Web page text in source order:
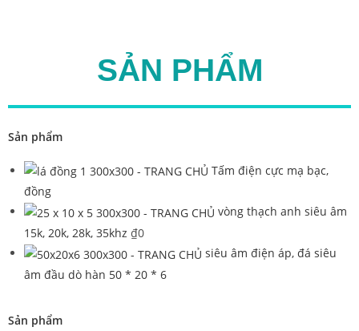
SẢN PHẨM
Sản phẩm
Tấm điện cực mạ bạc,
đồng
vòng thạch anh siêu âm
15k, 20k, 28k, 35khz ₫0
siêu âm điện áp, đá siêu
âm đầu dò hàn 50 * 20 * 6
Sản phẩm